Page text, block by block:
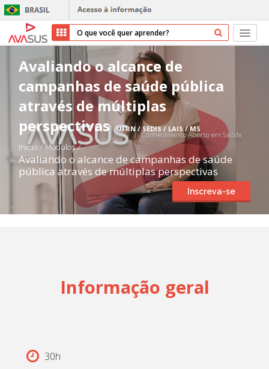
Início
Cursos
Parceiros
Sobre nós
Transparência
Repositório
Cadastrar
Avaliando o alcance de
campanhas de saúde pública
através de múltiplas
perspectivas UFRN / SEDIS / LAIS / MS
Início / Módulos/
Avaliando o alcance de campanhas de saúde
pública através de múltiplas perspectivas
Inscreva-se
Informação geral
30h